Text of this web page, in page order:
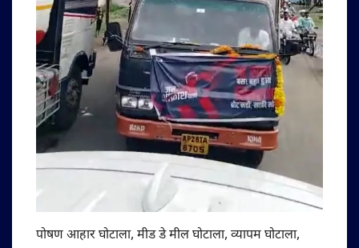
पोषण आहार घोटाला, मीड डे मील घोटाला, व्यापम घोटाला,